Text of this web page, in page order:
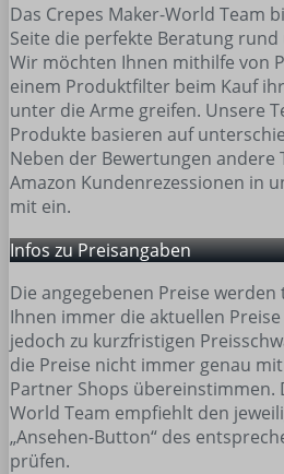
Das Crepes Maker-World Team
Seite die perfekte Beratung rund
Wir möchten Ihnen mithilfe von
einem Produktfilter beim Kauf
unter die Arme greifen. Unsere
Produkte basieren auf
Neben der Bewertungen andere
Amazon Kundenrezessionen in
mit ein.
Infos zu Preisangaben
Die angegebenen Preise
Ihnen immer die aktuellen Preise
jedoch zu kurzfristigen
die Preise nicht immer genau
Partner Shops übereinstimmen.
World Team empfiehlt den
„Ansehen-Button“ des
prüfen.